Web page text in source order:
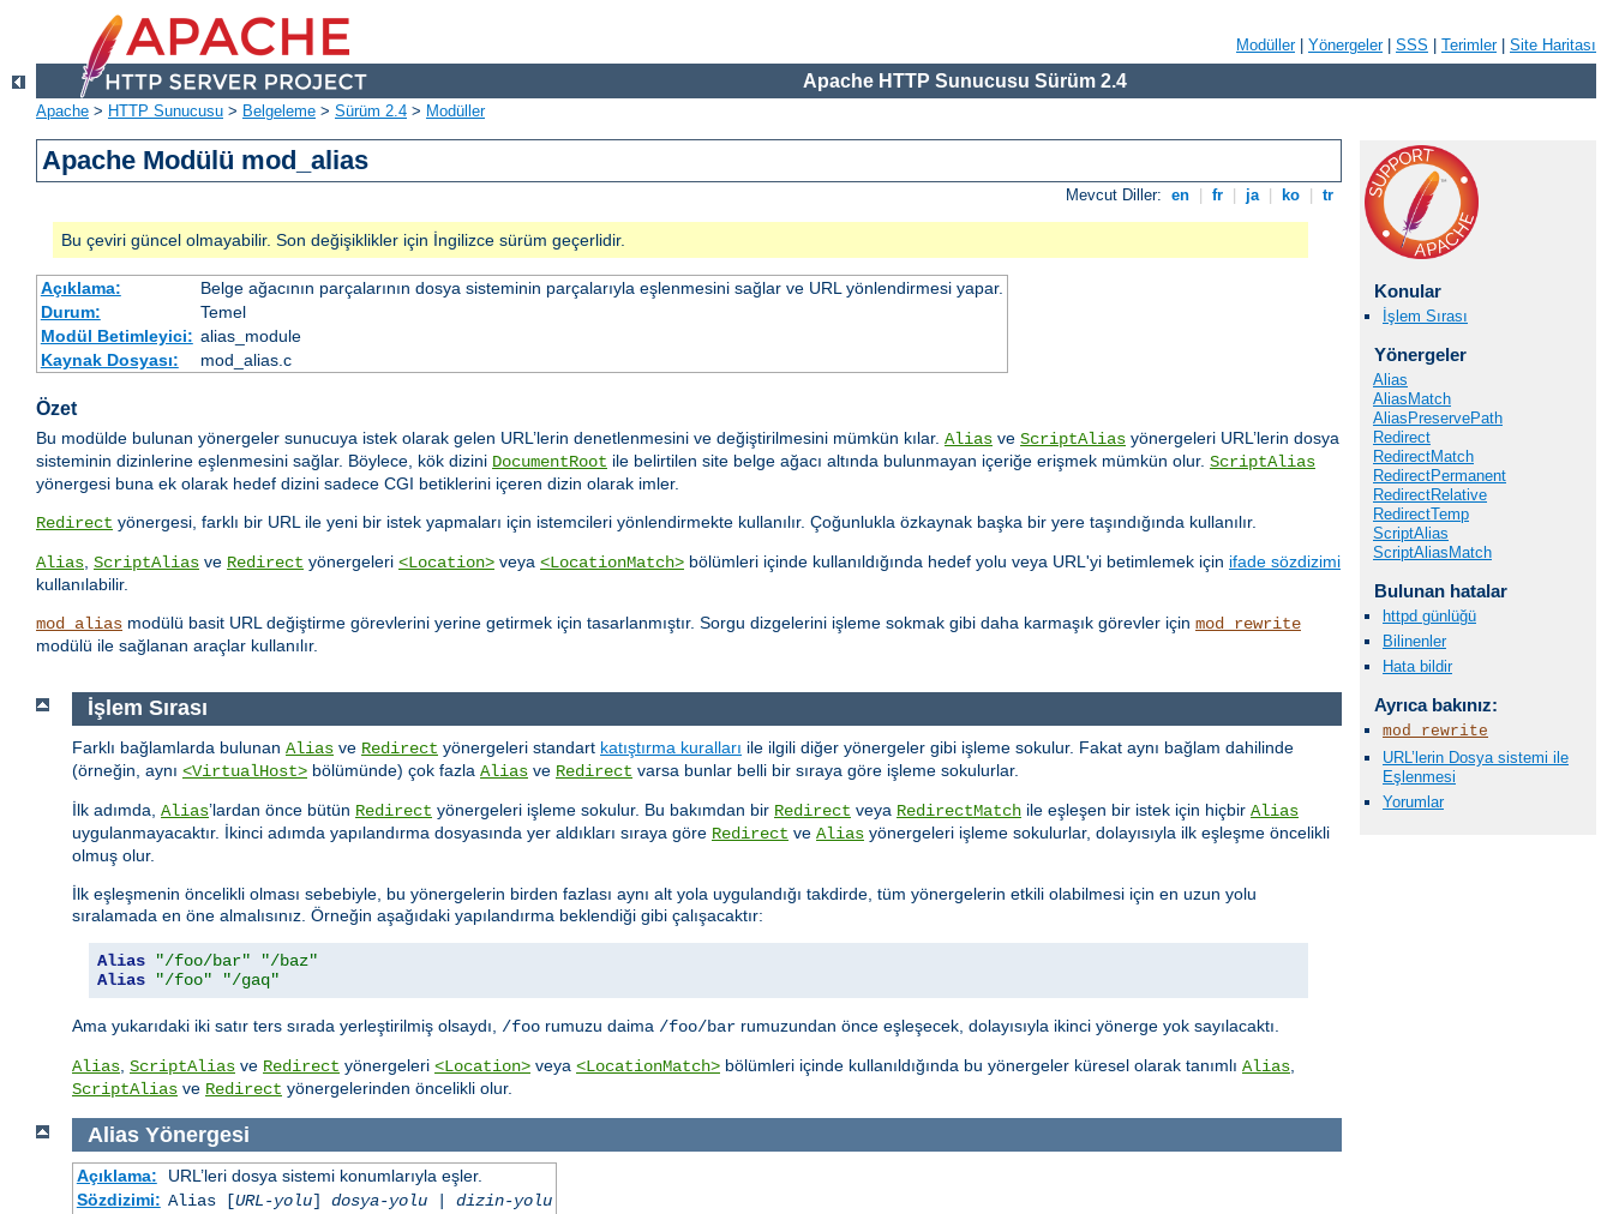
Modüller| Yönergeler| SSS Terimler| Site Haritası
Apache HTTP Sunucusu Sürüm 2.4
Apache > HTTP Sunucusu > Belgeleme > Sürüm 2.4 > Modüller
Apache Modülü mod_alias
Mevcut Diller: en fr ja ko tr
Bu çeviri güncel olmayabilir. Son değişiklikler için İngilizce sürüm geçerlidir.
Açıklama:
Belge ağacının parçalarının dosya sisteminin parçalarıyla eşlenmesini sağlar ve URL yönlendirmesi yapar.
Durum:
Temel
Modül Betimleyici: alias_module
Kaynak Dosyası:
mod_alias.c
Özet
Bu modülde bulunan yönergeler sunucuya istek olarak gelen URL’lerin denetlenmesini ve değiştirilmesini mümkün kılar. Alias ve ScriptAlias yönergeleri URL’lerin dosya
sisteminin dizinlerine eşlenmesini sağlar. Böylece, kök dizini DocumentRoot ile belirtilen site belge ağacı altında bulunmayan içeriğe erişmek mümkün olur. ScriptAlias
yönergesi buna ek olarak hedef dizini sadece CGI betiklerini içeren dizin olarak imler.
Redirect yönergesi, farklı bir URL ile yeni bir istek yapmaları için istemcileri yönlendirmekte kullanılır. Çoğunlukla özkaynak başka bir yere taşındığında kullanılır.
Alias, ScriptAlias ve Redirect yönergeleri <Location> veya <LocationMatch> bölümleri içinde kullanıldığında hedef yolu veya URL'yi betimlemek için ifade sözdizimi
kullanılabilir.
mod_alias modülü basit URL değiştirme görevlerini yerine getirmek için tasarlanmıştır. Sorgu dizgelerini işleme sokmak gibi daha karmaşık görevler için mod_rewrite
modülü ile sağlanan araçlar kullanılır.
Konular
İşlem Sırası
Yönergeler
Alias
AliasMatch
AliasPreservePath
Redirect
RedirectMatch
RedirectPermanent
RedirectRelative
RedirectTemp
ScriptAlias
ScriptAliasMatch
Bulunan hatalar
httpd günlüğü
Bilinenler
Hata bildir
Ayrıca bakınız:
mod_rewrite
URL’lerin Dosya sistemi ile
Eşlenmesi
Yorumlar
İşlem Sırası
Farklı bağlamlarda bulunan Alias ve Redirect yönergeleri standart katıştırma kuralları ile ilgili diğer yönergeler gibi işleme sokulur. Fakat aynı bağlam dahilinde
(örneğin, aynı <VirtualHost> bölümünde) çok fazla Alias ve Redirect varsa bunlar belli bir sıraya göre işleme sokulurlar.
İlk adımda, Alias’lardan önce bütün Redirect yönergeleri işleme sokulur. Bu bakımdan bir Redirect veya RedirectMatch ile eşleşen bir istek için hiçbir Alias
uygulanmayacaktır. İkinci adımda yapılandırma dosyasında yer aldıkları sıraya göre Redirect ve Alias yönergeleri işleme sokulurlar, dolayısıyla ilk eşleşme öncelikli
olmuş olur.
İlk eşleşmenin öncelikli olması sebebiyle, bu yönergelerin birden fazlası aynı alt yola uygulandığı takdirde, tüm yönergelerin etkili olabilmesi için en uzun yolu
sıralamada en öne almalısınız. Örneğin aşağıdaki yapılandırma beklendiği gibi çalışacaktır:
Alias "/foo/bar"
"/baz"
Alias
"/foo" "/gaq"
Ama yukarıdaki iki satır ters sırada yerleştirilmiş olsaydı, /foo rumuzu daima /foo/bar rumuzundan önce eşleşecek, dolayısıyla ikinci yönerge yok sayılacaktı.
Alias ScriptAlias ve Redirect yönergeleri <Location> veya <LocationMatch> bölümleri içinde kullanıldığında bu yönergeler küresel olarak tanımlı Alias
ScriptAlias ve Redirect yönergelerinden öncelikli olur.
Alias Yönergesi
Açıklama:
URL’leri dosya sistemi konumlarıyla eşler.
Sözdizimi: Alias [URL-yolu] dosya-yolu| dizin-yolu